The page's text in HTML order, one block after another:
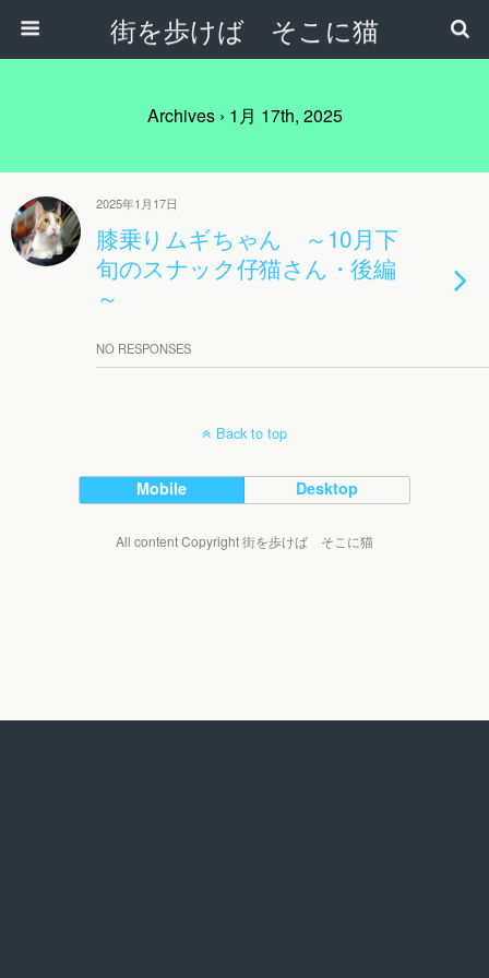
街を歩けば そこに猫
Archives › 1月 17th, 2025
2025年1月17日
膝乗りムギちゃん ～10月下
旬のスナック仔猫さん・後編
～
NO RESPONSES
Back to top
Mobile Desktop
All content Copyright 街を歩けば そこに猫